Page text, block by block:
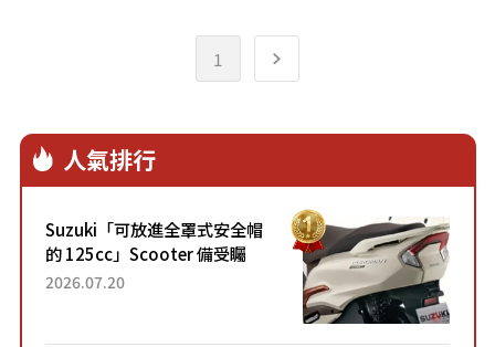
1
人氣排行
Suzuki「可放進全罩式安全帽
的 125cc」Scooter 備受矚
目！採用全新流線設計與各項
2026.07.20